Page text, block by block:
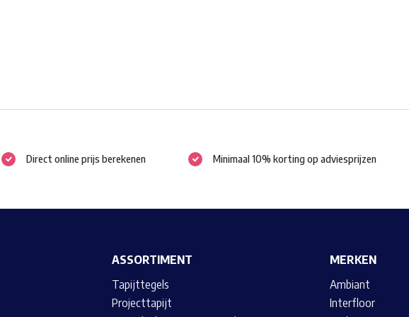
Direct online prijs berekenen Minimaal 10% korting op adviesprijzen
ASSORTIMENT
Tapijttegels
Projecttapijt
MERKEN
Ambiant
Interfloor